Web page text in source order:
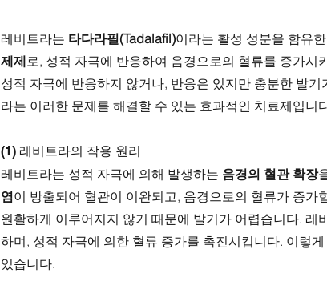
레비트라는 타다라필(Tadalafil)이라는 활성 성분을 함유한
제제 로, 성적 자극에 반응하여 음경으로의 혈류를 증가
성적 자극에 반응하지 않거나, 반응은 있지만 충분한 발
라는 이러한 문제를 해결할 수 있는 효과적인 치료제입니
(1) 레비트라의 작용 원리
레비트라는 성적 자극에 의해 발생하는 음경의 혈관 확장
염이 방출되어 혈관이 이완되고, 음경으로의 혈류가 증가
원활하게 이루어지지 않기 때문에 발기가 어렵습니다. 레
하며, 성적 자극에 의한 혈류 증가를 촉진시킵니다. 이렇
있습니다.